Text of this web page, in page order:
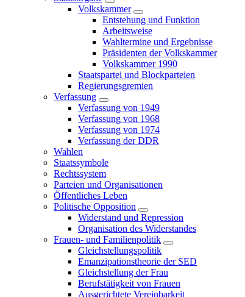
Volkskammer
Entstehung und Funktion
Arbeitsweise
Wahltermine und Ergebnisse
Präsidenten der Volkskammer
Volkskammer 1990
Staatspartei und Blockparteien
Regierungsgremien
Verfassung
Verfassung von 1949
Verfassung von 1968
Verfassung von 1974
Verfassung der DDR
Wahlen
Staatssymbole
Rechtssystem
Parteien und Organisationen
Öffentliches Leben
Politische Opposition
Widerstand und Repression
Organisation des Widerstandes
Frauen- und Familienpolitik
Gleichstellungspolitik
Emanzipationstheorie der SED
Gleichstellung der Frau
Berufstätigkeit von Frauen
Ausgerichtete Vereinbarkeit